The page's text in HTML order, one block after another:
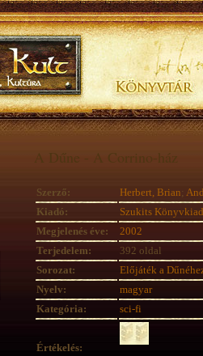
A Dűne - A Corrino-ház
Szerző: Herbert, Brian;
Kiadó:
Szukits
Megjelenés éve:
2002
Terjedelem:
392 oldal
Sorozat:
Előjáték a
Nyelv:
magyar
Kategória:
sci-fi
Értékelés: